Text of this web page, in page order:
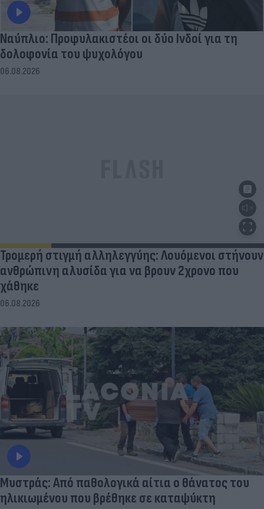
Ναύπλιο: Προφυλακιστέοι οι δύο Ινδοί για τη
δολοφονία του ψυχολόγου
06.08.2026
Τρομερή στιγμή αλληλεγγύης: Λουόμενοι στήνουν
ανθρώπινη αλυσίδα για να βρουν 2χρονο που
χάθηκε
06.08.2026
Μυστράς: Από παθολογικά αίτια ο θάνατος του
ηλικιωμένου που βρέθηκε σε καταψύκτη